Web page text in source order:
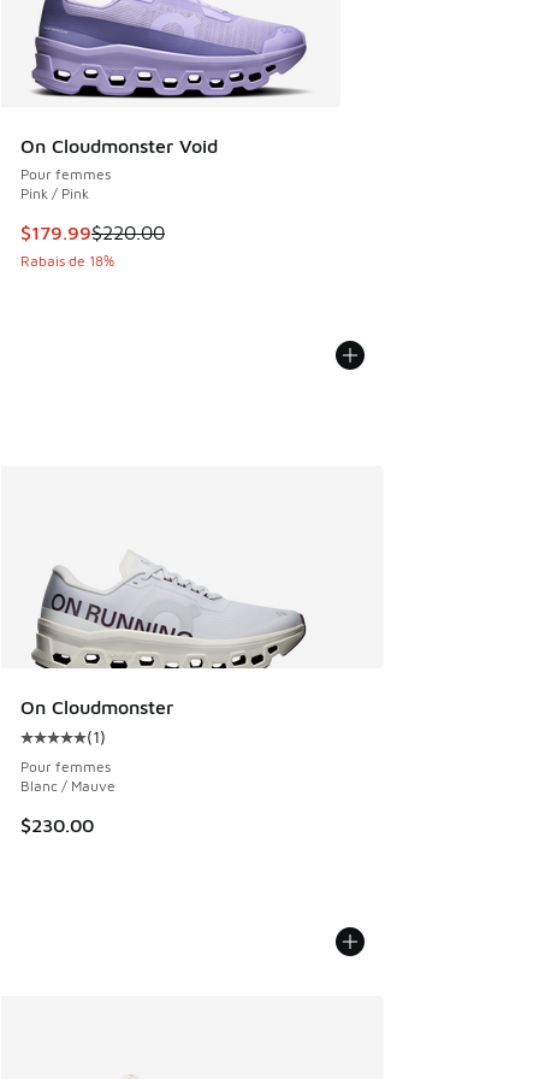
On Cloudmonster Void
Pour femmes
Pink / Pink
Cet article est en solde. Le prix est passé de $220.00 à
$179.99$220.00
Rabais de 18%
On Cloudmonster
Cote moyenne du client - [5 sur 5 étoiles], 1 commentaires
(1)
Pour femmes
Blanc / Mauve
$230.00